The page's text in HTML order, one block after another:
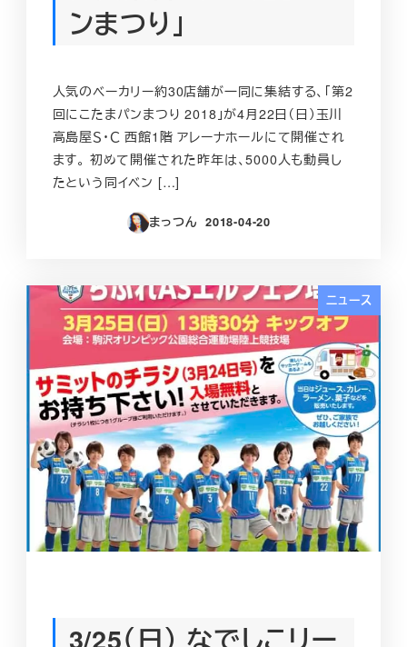
ンまつり」
人気のベーカリー約30店舗が一同に集結する、「第2
回にこたまパンまつり 2018」が4月22日（日）玉川
高島屋Ｓ・Ｃ 西館1階 アレーナホールにて開催され
ます。 初めて開催された昨年は、5000人も動員し
たという同イベン […]
まっつん
投稿日
2018-04-20
ニュース
‪3/25（日） なでしこリー